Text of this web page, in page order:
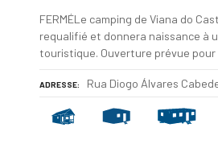
FERMÉLe camping de Viana do
requalifié et donnera naissance à
touristique. Ouverture prévue pour
ADRESSE Rua Diogo Álvares